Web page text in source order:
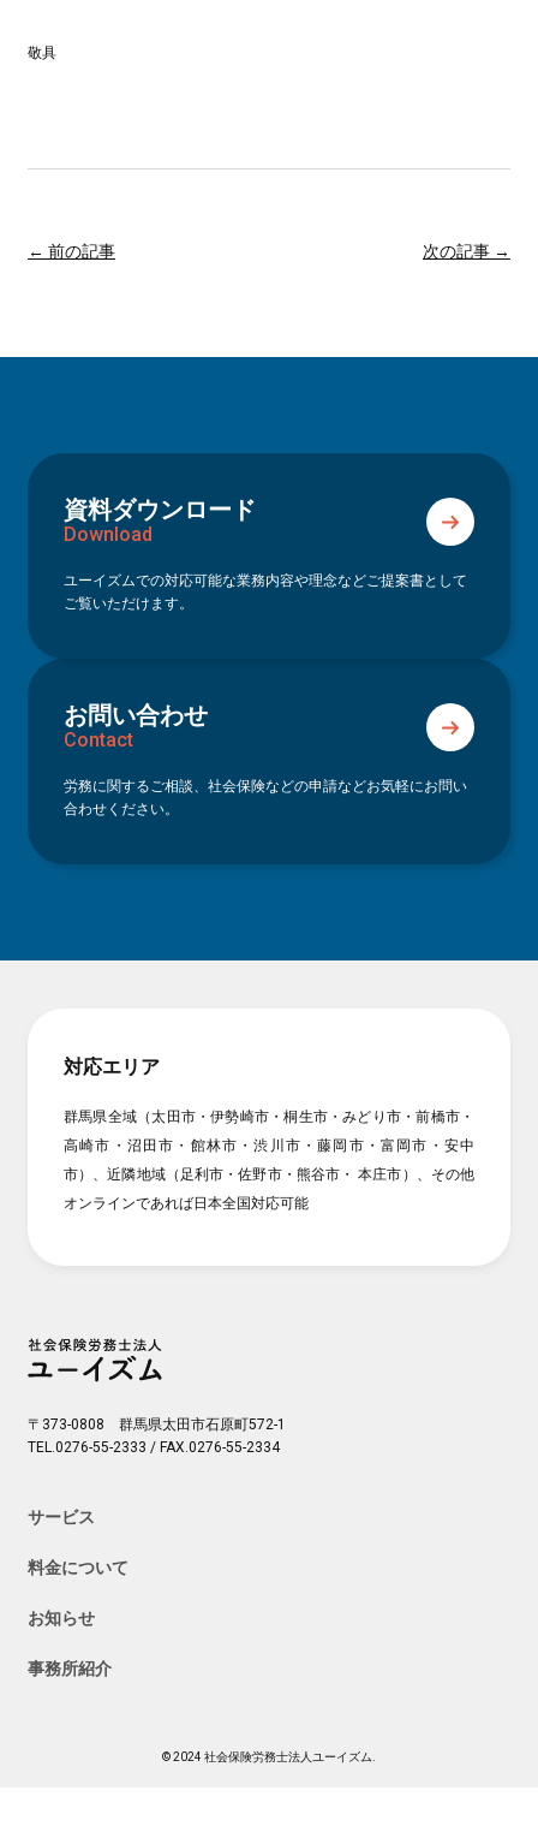
敬具
← 前の記事 次の記事 →
資料ダウンロード
Download
ユーイズムでの対応可能な業務内容や理念などご提案書として
ご覧いただけます。
お問い合わせ
Contact
労務に関するご相談、社会保険などの申請などお気軽にお問い
合わせください。
対応エリア
群馬県全域（太田市・伊勢崎市・桐生市・みどり市・前橋市・
高崎市・沼田市・館林市・渋川市・藤岡市・富岡市・安中
市）、近隣地域（足利市・佐野市・熊谷市・ 本庄市）、その他
オンラインであれば日本全国対応可能
〒373-0808 群馬県太田市石原町572-1
TEL.0276-55-2333 / FAX.0276-55-2334
サービス
料金について
お知らせ
事務所紹介
© 2024 社会保険労務士法人ユーイズム.